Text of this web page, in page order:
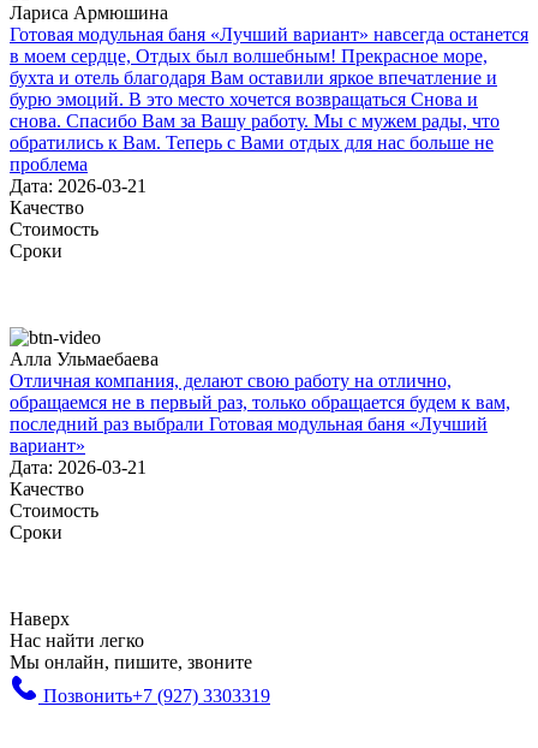
Лариса Армюшина
Готовая модульная баня «Лучший вариант» навсегда останется
в моем сердце, Отдых был волшебным! Прекрасное море,
бухта и отель благодаря Вам оставили яркое впечатление и
бурю эмоций. В это место хочется возвращаться Снова и
снова. Спасибо Вам за Вашу работу. Мы с мужем рады, что
обратились к Вам. Теперь с Вами отдых для нас больше не
проблема
Дата: 2026-03-21
Качество
Стоимость
Сроки
Алла Ульмаебаева
Отличная компания, делают свою работу на отлично,
обращаемся не в первый раз, только обращается будем к вам,
последний раз выбрали Готовая модульная баня «Лучший
вариант»
Дата: 2026-03-21
Качество
Стоимость
Сроки
Наверх
Нас найти легко
Мы онлайн, пишите, звоните
Позвонить+7 (927) 3303319